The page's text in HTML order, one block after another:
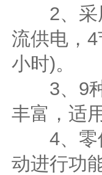
2、采用
流供电，
小时)。
3、9种
丰富，适
4、零位
动进行功